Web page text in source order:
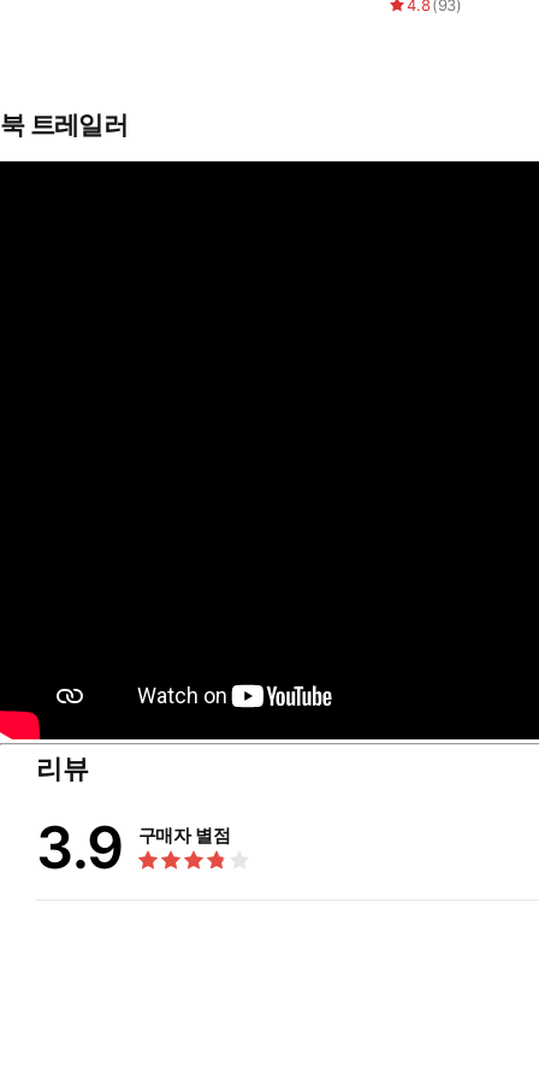
4.8(93)
북 트레일러
리뷰
3.9 구매자 별점